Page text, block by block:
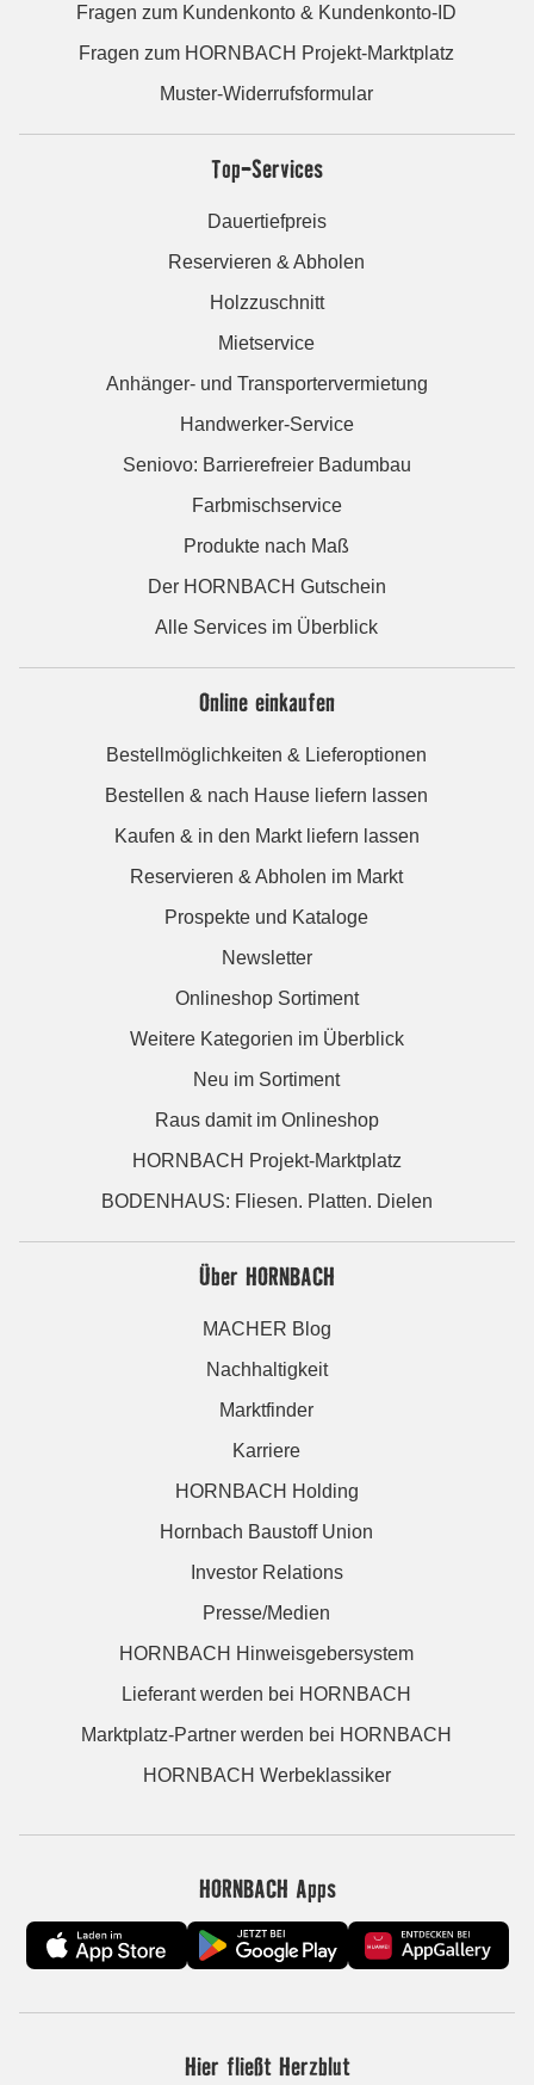
Fragen zum Kundenkonto & Kundenkonto-ID
Fragen zum HORNBACH Projekt-Marktplatz
Muster-Widerrufsformular
Top-Services
Dauertiefpreis
Reservieren & Abholen
Holzzuschnitt
Mietservice
Anhänger- und Transportervermietung
Handwerker-Service
Seniovo: Barrierefreier Badumbau
Farbmischservice
Produkte nach Maß
Der HORNBACH Gutschein
Alle Services im Überblick
Online einkaufen
Bestellmöglichkeiten & Lieferoptionen
Bestellen & nach Hause liefern lassen
Kaufen & in den Markt liefern lassen
Reservieren & Abholen im Markt
Prospekte und Kataloge
Newsletter
Onlineshop Sortiment
Weitere Kategorien im Überblick
Neu im Sortiment
Raus damit im Onlineshop
HORNBACH Projekt-Marktplatz
BODENHAUS: Fliesen. Platten. Dielen
Über HORNBACH
MACHER Blog
Nachhaltigkeit
Marktfinder
Karriere
HORNBACH Holding
Hornbach Baustoff Union
Investor Relations
Presse/Medien
HORNBACH Hinweisgebersystem
Lieferant werden bei HORNBACH
Marktplatz-Partner werden bei HORNBACH
HORNBACH Werbeklassiker
HORNBACH Apps
Hier fließt Herzblut